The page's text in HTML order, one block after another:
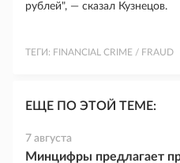
рублей", — сказал Кузнецов.
ТЕГИ: FINANCIAL CRIME / FRAUD
ЕЩЕ ПО ЭТОЙ ТЕМЕ:
7 августа
Минцифры предлагает